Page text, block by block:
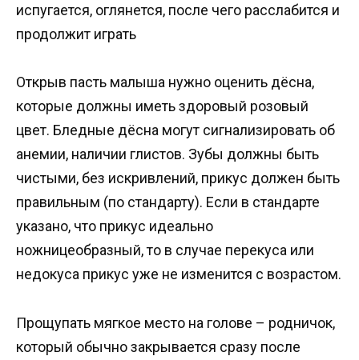
испугается, оглянется, после чего расслабится и
продолжит играть
Открыв пасть малыша нужно оценить дёсна,
которые должны иметь здоровый розовый
цвет. Бледные дёсна могут сигнализировать об
анемии, наличии глистов. Зубы должны быть
чистыми, без искривлений, прикус должен быть
правильным (по стандарту). Если в стандарте
указано, что прикус идеально
ножницеобразный, то в случае перекуса или
недокуса прикус уже не изменится с возрастом.
Прощупать мягкое место на голове – родничок,
который обычно закрывается сразу после